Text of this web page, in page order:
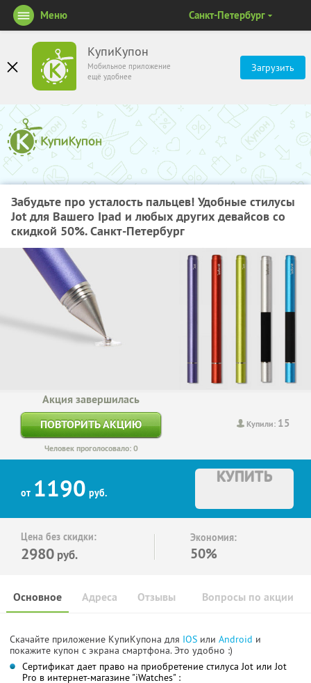
КупиКупон
Мобильное приложение
ещё удобнее
Загрузить
Меню Санкт-Петербург
Забудьте про усталость пальцев! Удобные стилусы
Jot для Вашего Ipad и любых других девайсов со
скидкой 50%. Санкт-Петербург
Купили: 15
Акция завершилась
ПОВТОРИТЬ АКЦИЮ
Человек проголосовало: 0
от 1190 руб.
КУПИТЬ
Цена без скидки:
2980 руб.
Экономия:
50%
Основное Отзывы Вопросы по акции
Адреса
Скачайте приложение КупиКупона для IOS или Android и
покажите купон с экрана смартфона. Это удобно :)
Сертификат дает право на приобретение стилуса Jot или Jot
Pro в интернет-магазине "iWatches" :